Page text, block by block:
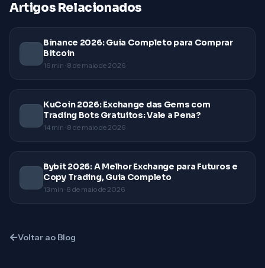
Artigos Relacionados
Binance 2026: Guia Completo para Comprar
Bitcoin
16 min · 8 de maio de 2026
KuCoin 2026: Exchange das Gems com
Trading Bots Gratuitos: Vale a Pena?
14 min · 8 de maio de 2026
Bybit 2026: A Melhor Exchange para Futuros e
Copy Trading, Guia Completo
13 min · 8 de maio de 2026
Voltar ao Blog